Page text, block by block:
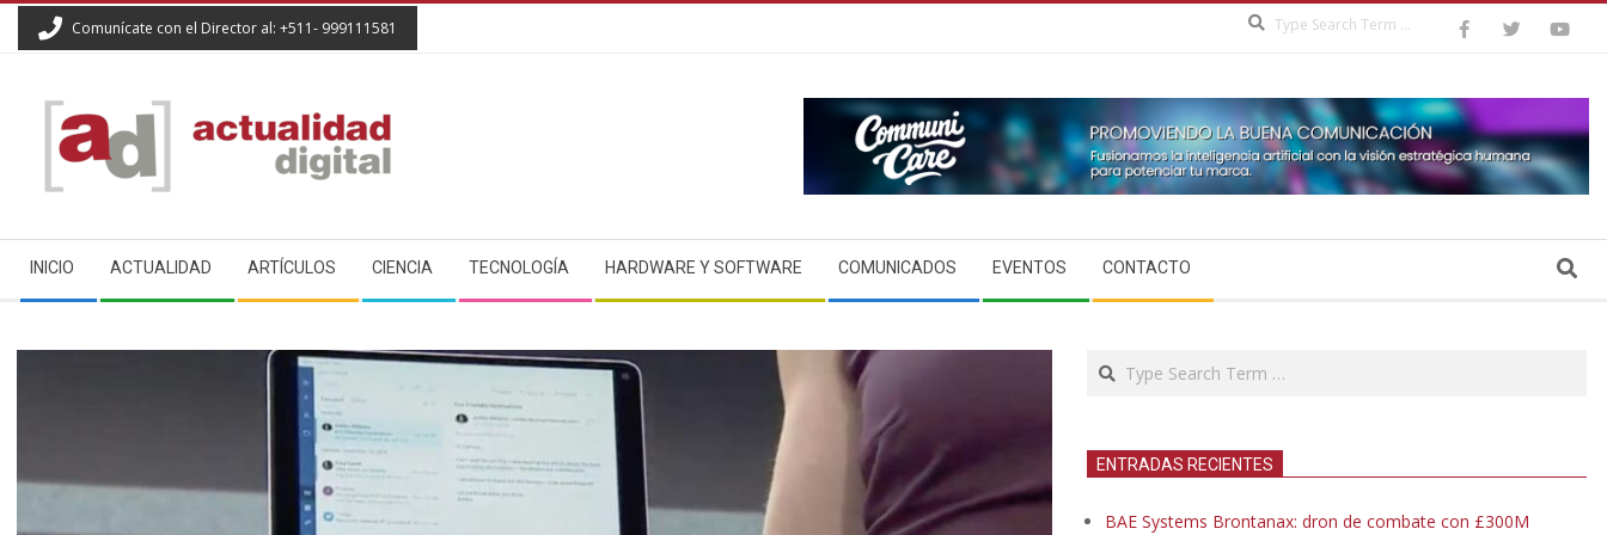
Comunícate con el Director al: +511- 999111581
ACTUALIDAD
DIGITAL
Navigation
Menu
INICIO ACTUALIDAD ARTÍCULOS CIENCIA TECNOLOGÍA HARDWARE Y SOFTWARE COMUNICADOS EVENTOS CONTACTO Search
Search
ENTRADAS RECIENTES
BAE Systems Brontanax: dron de combate con £300M